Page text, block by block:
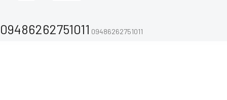
09486262751011 09486262751011